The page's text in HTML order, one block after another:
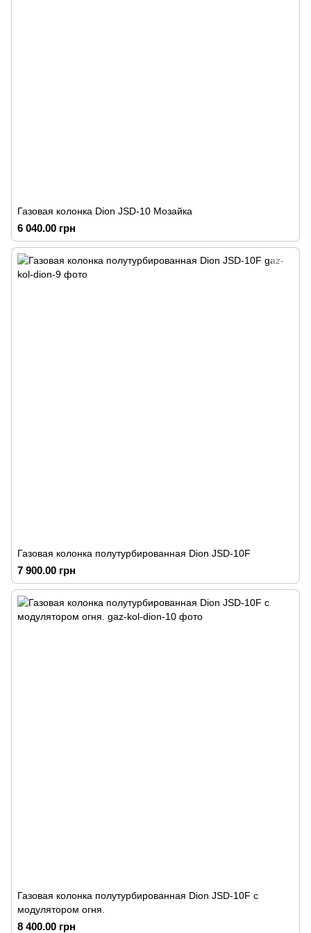
Газовая колонка Dion JSD-10 Мозайка
6 040.00 грн
Газовая колонка полутурбированная Dion JSD-10F
7 900.00 грн
Газовая колонка полутурбированная Dion JSD-10F с
модулятором огня.
8 400.00 грн